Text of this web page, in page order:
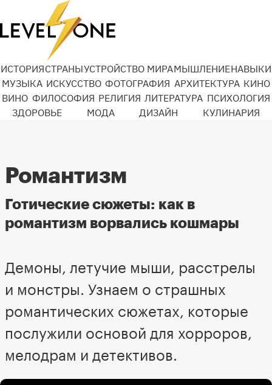
ИСТОРИЯСТРАНЫУСТРОЙСТВО МИРАМЫШЛЕНИЕНАВЫКИ
МУЗЫКА ИСКУССТВО ФОТОГРАФИЯ АРХИТЕКТУРА КИНО
ВИНО ФИЛОСОФИЯ РЕЛИГИЯ ЛИТЕРАТУРА ПСИХОЛОГИЯ
ЗДОРОВЬЕ
МОДА ДИЗАЙН КУЛИНАРИЯ
Романтизм
Готические сюжеты: как в
романтизм ворвались кошмары
Демоны, летучие мыши, расстрелы
и монстры. Узнаем о страшных
романтических сюжетах, которые
послужили основой для хорроров,
мелодрам и детективов.